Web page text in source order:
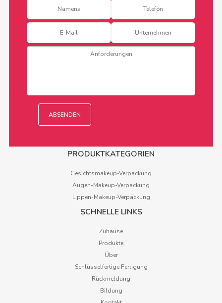
PRODUKTKATEGORIEN
Gesichtsmakeup-Verpackung
Augen-Makeup-Verpackung
Lippen-Makeup-Verpackung
SCHNELLE LINKS
Zuhause
Produkte
Über
Schlüsselfertige Fertigung
Rückmeldung
Bildung